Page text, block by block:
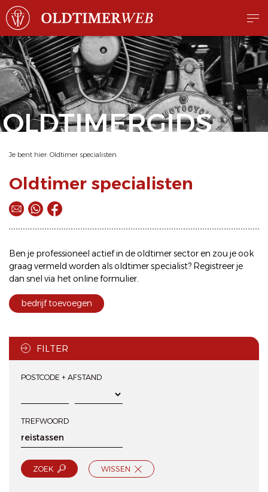
OLDTIMERGIDS
Je bent hier: Oldtimer specialisten
Oldtimer specialisten
Ben je professioneel actief in de oldtimer sector en zou je ook
graag vermeld worden als oldtimer specialist? Registreer je
dan snel via hetonline formulier.
bedrijf toevoegen
FILTER
POSTCODE + AFSTAND
TREFWOORD
ZOEK WISSEN